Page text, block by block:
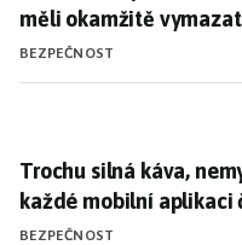
měli okamžitě
BEZPEČNOST
Trochu silná káva,
Trochu silná káva,
každé mobilní aplikaci
BEZPEČNOST